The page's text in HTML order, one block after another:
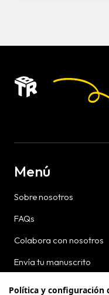
Menú
Sobre nosotros
FAQs
Colabora con nosotros
Envía tu manuscrito
Política y configuración